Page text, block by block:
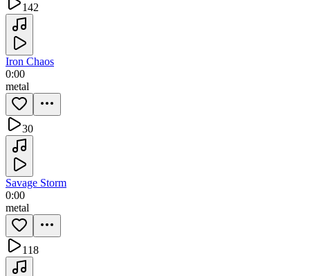
142
Iron Chaos
0:00
metal
30
Savage Storm
0:00
metal
118